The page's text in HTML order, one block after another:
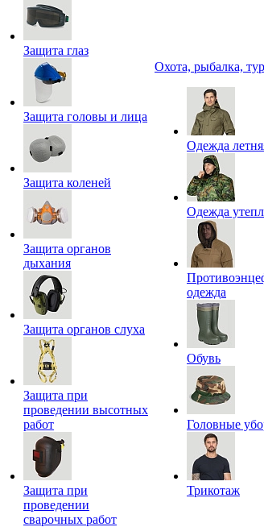
Защита глаз
Защита головы и лица
Защита коленей
Защита органов
дыхания
Защита органов слуха
Защита при
проведении высотных
работ
Защита при
проведении
сварочных работ
Охота, рыбалка,
Одежда
Одежда
одежда
Обувь
Головные
Трикотаж